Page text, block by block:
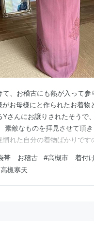
、お稽古にも熱が入って
お母様にと作られたお着物
さんにお譲りされたそうで
素敵なものを拝見させて頂
れた自分の着物ばかりです
てスーパーで見かけたコッ
・バター・保存料・添…
帯 お稽古 #高槻市 着付
槻寒天